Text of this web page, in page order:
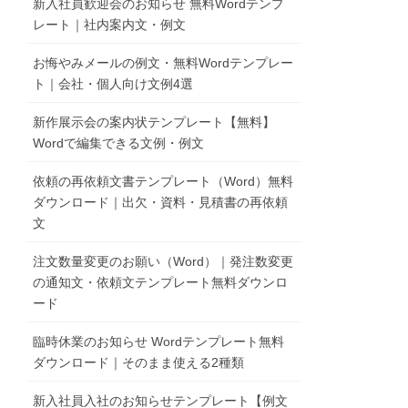
新入社員歓迎会のお知らせ 無料Wordテンプ
レート｜社内案内文・例文
お悔やみメールの例文・無料Wordテンプレー
ト｜会社・個人向け文例4選
新作展示会の案内状テンプレート【無料】
Wordで編集できる文例・例文
依頼の再依頼文書テンプレート（Word）無料
ダウンロード｜出欠・資料・見積書の再依頼
文
注文数量変更のお願い（Word）｜発注数変更
の通知文・依頼文テンプレート無料ダウンロ
ード
臨時休業のお知らせ Wordテンプレート無料
ダウンロード｜そのまま使える2種類
新入社員入社のお知らせテンプレート【例文